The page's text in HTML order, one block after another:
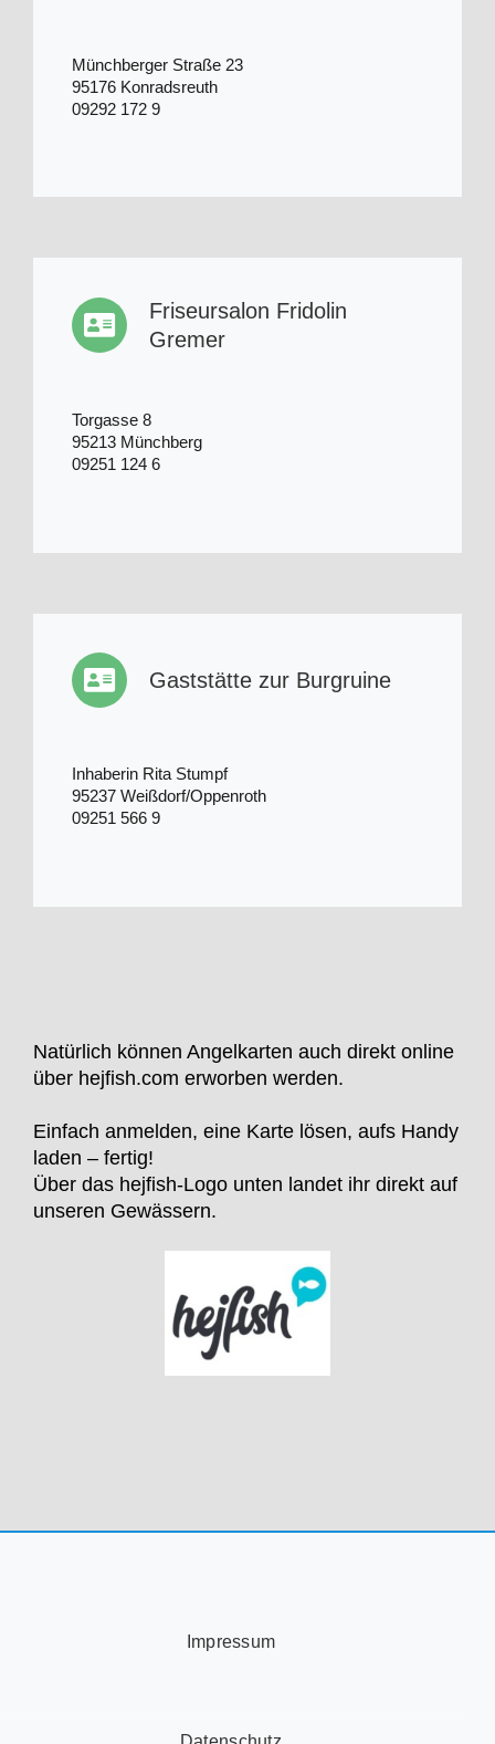
Münchberger Straße 23
95176 Konradsreuth
09292 172 9
Friseursalon Fridolin
Gremer
Torgasse 8
95213 Münchberg
09251 124 6
Gaststätte zur Burgruine
Inhaberin Rita Stumpf
95237 Weißdorf/Oppenroth
09251 566 9
Natürlich können Angelkarten auch direkt online
über hejfish.com erworben werden.
Einfach anmelden, eine Karte lösen, aufs Handy
laden – fertig!
Über das hejfish-Logo unten landet ihr direkt auf
unseren Gewässern.
Impressum